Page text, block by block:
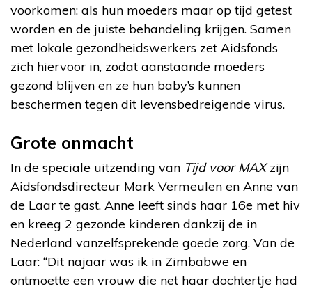
voorkomen: als hun moeders maar op tijd getest
worden en de juiste behandeling krijgen. Samen
met lokale gezondheidswerkers zet Aidsfonds
zich hiervoor in, zodat aanstaande moeders
gezond blijven en ze hun baby’s kunnen
beschermen tegen dit levensbedreigende virus.
Grote onmacht
In de speciale uitzending van Tijd voor MAXzijn
Aidsfondsdirecteur Mark Vermeulen en Anne van
de Laar te gast. Anne leeft sinds haar 16e met hiv
en kreeg 2 gezonde kinderen dankzij de in
Nederland vanzelfsprekende goede zorg. Van de
Laar: “Dit najaar was ik in Zimbabwe en
ontmoette een vrouw die net haar dochtertje had